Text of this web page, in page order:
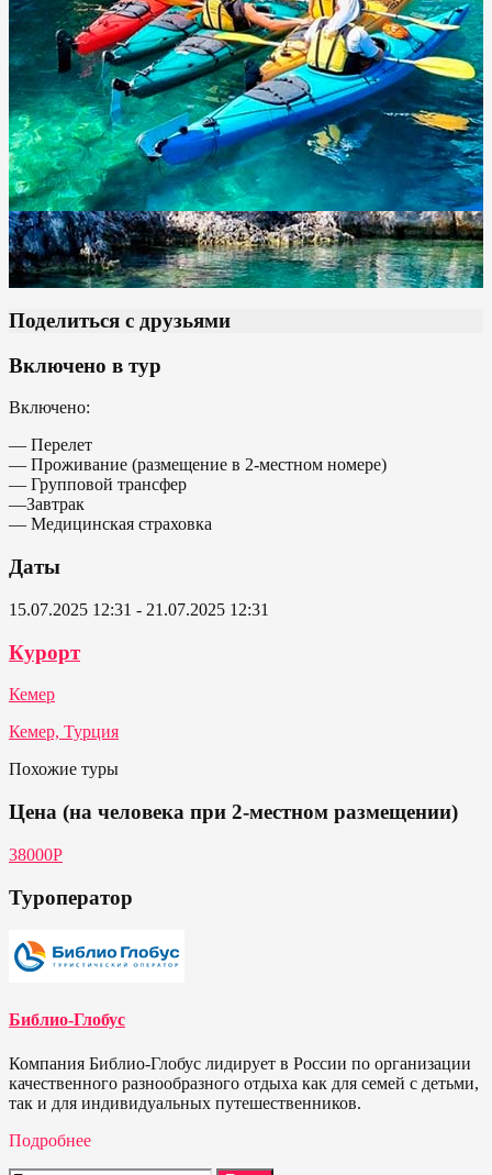
Поделиться с друзьями
Включено в тур
Включено:
— Перелет
— Проживание (размещение в 2-местном номере)
— Групповой трансфер
—Завтрак
— Медицинская страховка
Даты
15.07.2025 12:31 - 21.07.2025 12:31
Курорт
Кемер
Кемер, Турция
Похожие туры
Цена (на человека при 2-местном размещении)
38000P
Туроператор
Библио-Глобус
Компания Библио-Глобус лидирует в России по организации
качественного разнообразного отдыха как для семей с детьми,
так и для индивидуальных путешественников.
Подробнее